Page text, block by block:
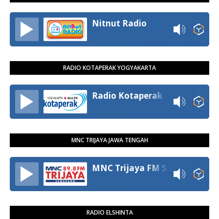
Nitnut Radio
RADIO KOTAPERAK YOGYAKARTA
Radio Kotaperak
MNC TRIJAYA JAWA TENGAH
RADIO ELSHINTA